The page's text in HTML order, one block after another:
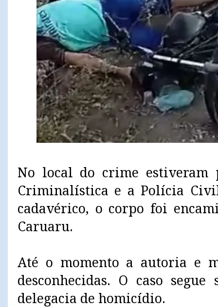
No local do crime estiveram
Criminalística e a Polícia
cadavérico, o corpo foi
Caruaru.
Até o momento a autoria e
desconhecidas. O caso
delegacia de homicídio.